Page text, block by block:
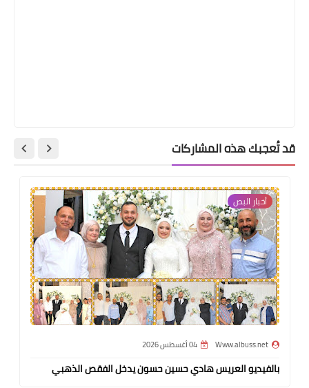
قد تُعجبك هذه المشاركات
أخبار البص‏
Www.albuss.net 04 أغسطس 2026
بالفيديو العريس هادي حسين حسون يدخل الفقص الذهبي